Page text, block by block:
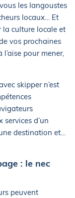
les langoustes
locaux… Et
la culture locale et
vos prochaines
l’aise pour mener,
skipper n’est
d’un
destination et…
: le nec
peuvent